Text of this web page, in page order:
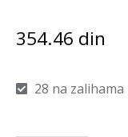
354.46 din
28 na zalihama